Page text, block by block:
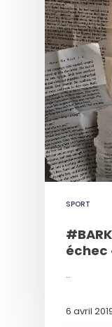
SPORT
échec
…
6 avril